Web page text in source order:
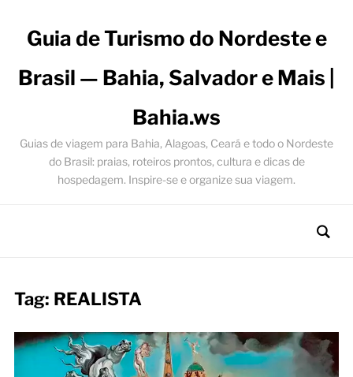
Guia de Turismo do Nordeste e
Brasil — Bahia, Salvador e Mais |
Bahia.ws
Guias de viagem para Bahia, Alagoas, Ceará e todo o Nordeste
do Brasil: praias, roteiros prontos, cultura e dicas de
hospedagem. Inspire-se e organize sua viagem.
Tag: REALISTA